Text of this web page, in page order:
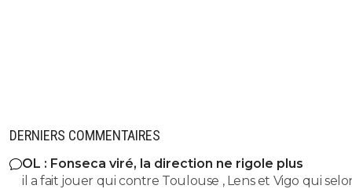
DERNIERS COMMENTAIRES
OL : Fonseca viré, la direction ne rigole plus
il a fait jouer qui contre Toulouse , Lens et Vigo qui